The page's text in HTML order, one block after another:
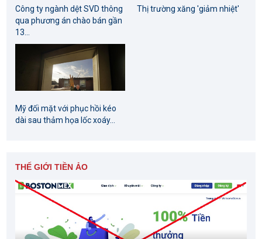
Công ty ngành dệt SVD thông
qua phương án chào bán gần
13...
Thị trường xăng 'giảm nhiệt'
Mỹ đối mặt với phục hồi kéo
dài sau thảm họa lốc xoáy...
THẾ GIỚI TIỀN ẢO